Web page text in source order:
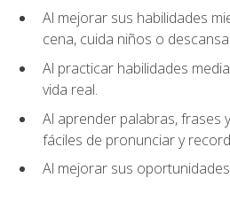
Al mejorar sus habilidades
cena, cuida niños o descansa.
Al practicar habilidades
vida real.
Al aprender palabras, frases
fáciles de pronunciar y
Al mejorar sus